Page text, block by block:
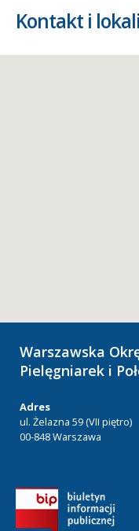
Kontakt i
Warszawska
Pielęgniarek i
Adres
ul. Żelazna 59 (VII piętro)
00-848 Warszawa